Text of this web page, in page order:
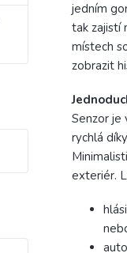
jedním
tak zajistí
místech
zobrazit
Senzor je
rychlá
exteriér.